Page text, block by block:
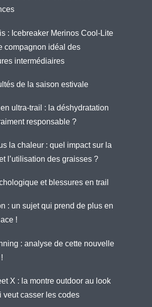
: Icebreaker Merinos Cool-Lite
compagnon idéal des
intermédiaires
de la saison estivale
ultra-trail : la déshydratation
responsable ?
la chaleur : quel impact sur la
l’utilisation des graisses ?
et blessures en trail
: un sujet qui prend de plus en
!
: analyse de cette nouvelle
X : la montre outdoor au look
veut casser les codes